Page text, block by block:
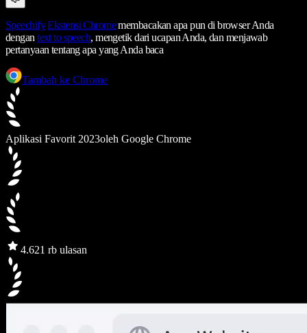
Speechify Ekstensi Chromemembacakan apa pun di browser Anda
dengantext to speech, mengetik dari ucapan Anda, dan menjawab
pertanyaan tentang apa yang Anda baca
Tambah ke Chrome
Aplikasi Favorit 2023oleh Google Chrome
4.621 rb ulasan